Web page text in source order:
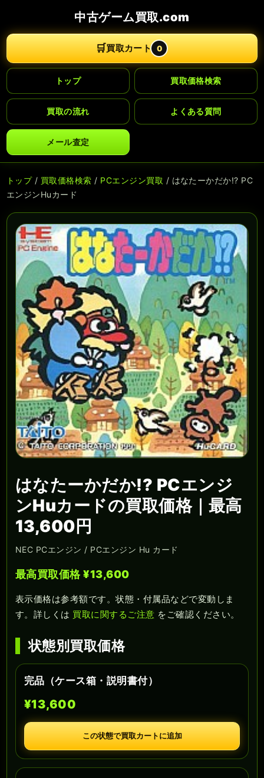
中古ゲーム買取.com
🛒買取カート 0
トップ 買取価格検索
買取の流れ よくある質問
メール査定
トップ/ 買取価格検索 / PCエンジン買取 / はなたーかだか!? PC
エンジンHuカード
はなたーかだか!? PCエンジ
ンHuカードの買取価格｜最高
13,600円
NEC PCエンジン / PCエンジン Hu カード
最高買取価格 ¥13,600
表示価格は参考額です。状態・付属品などで変動しま
す。詳しくは 買取に関するご注意 をご確認ください。
状態別買取価格
完品（ケース箱・説明書付）
¥13,600
この状態で買取カートに追加